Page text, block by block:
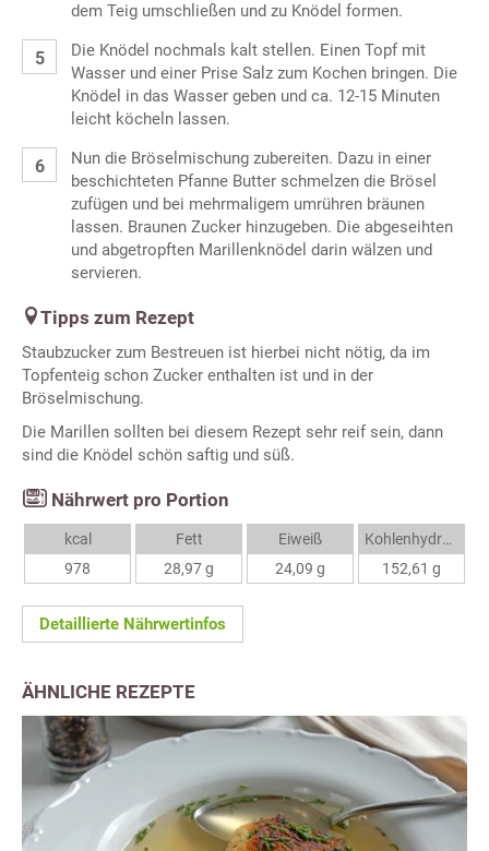
dem Teig umschließen und zu Knödel formen.
Die Knödel nochmals kalt stellen. Einen Topf mit
Wasser und einer Prise Salz zum Kochen bringen. Die
Knödel in das Wasser geben und ca. 12-15 Minuten
leicht köcheln lassen.
Nun die Bröselmischung zubereiten. Dazu in einer
beschichteten Pfanne Butter schmelzen die Brösel
zufügen und bei mehrmaligem umrühren bräunen
lassen. Braunen Zucker hinzugeben. Die abgeseihten
und abgetropften Marillenknödel darin wälzen und
servieren.
Tipps zum Rezept
Staubzucker zum Bestreuen ist hierbei nicht nötig, da im
Topfenteig schon Zucker enthalten ist und in der
Bröselmischung.
Die Marillen sollten bei diesem Rezept sehr reif sein, dann
sind die Knödel schön saftig und süß.
Nährwert pro Portion
kcal
978
Fett
28,97 g
Eiweiß
24,09 g
Kohlenhydrate
152,61 g
Detaillierte Nährwertinfos
ÄHNLICHE REZEPTE